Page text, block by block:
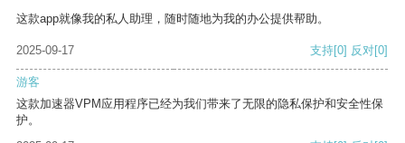
这款app就像我的私人助理，随时随地为我的办公提供帮助。
2025-09-17 支持[0] 反对[0]
游客
这款加速器VPM应用程序已经为我们带来了无限的隐私保护和安全性保
护。